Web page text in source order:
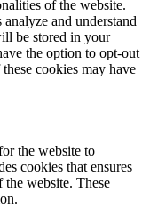
of the website.
and understand
be stored in your
the option to opt-out
cookies may have
the website to
cookies that ensures
the website. These